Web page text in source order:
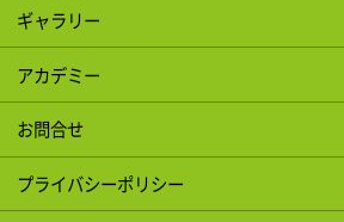
ギャラリー
アカデミー
お問合せ
プライバシーポリシー